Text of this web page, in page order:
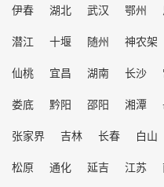
伊春
湖北 武汉 鄂州
潜江
十堰 随州 神农架
仙桃
宜昌 湖南 长沙
娄底
黔阳 邵阳 湘潭
张家界
吉林 长春 白山
松原
通化 延吉 江苏